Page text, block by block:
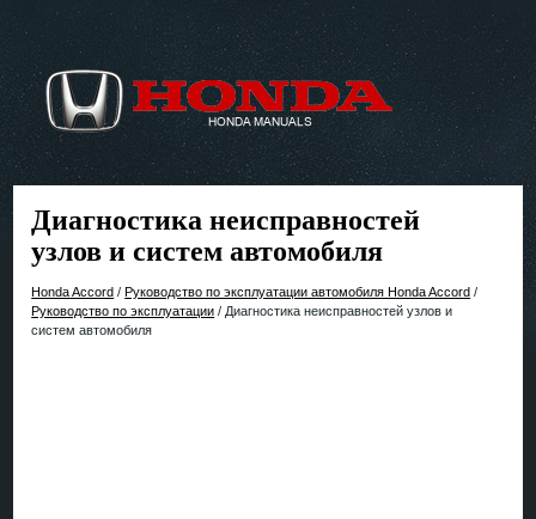
Диагностика неисправностей
узлов и систем автомобиля
Honda Accord /Руководство по эксплуатации автомобиля Honda Accord /
Руководство по эксплуатации / Диагностика неисправностей узлов и
систем автомобиля